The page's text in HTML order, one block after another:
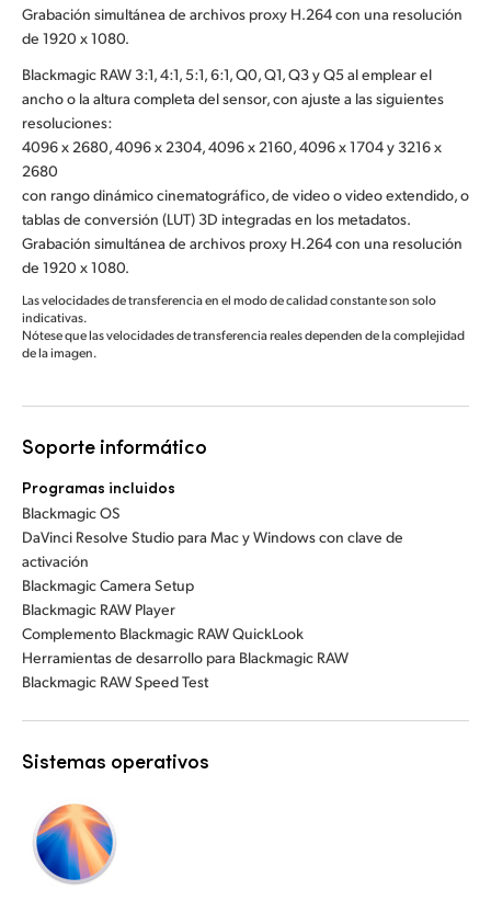
Grabación simultánea de archivos proxy H.264 con una resolución
de 1920 x 1080.
Blackmagic RAW 3:1, 4:1, 5:1, 6:1, Q0, Q1, Q3 y Q5 al emplear el
ancho o la altura completa del sensor, con ajuste a las siguientes
resoluciones:
4096 x 2680, 4096 x 2304, 4096 x 2160, 4096 x 1704 y 3216 x
2680
con rango dinámico cinematográfico, de video o video extendido, o
tablas de conversión (LUT) 3D integradas en los metadatos.
Grabación simultánea de archivos proxy H.264 con una resolución
de 1920 x 1080.
Las velocidades de transferencia en el modo de calidad constante son solo
indicativas.
Nótese que las velocidades de transferencia reales dependen de la complejidad
de la imagen.
Soporte informático
Programas incluidos
Blackmagic OS
DaVinci Resolve Studio para Mac y Windows con clave de
activación
Blackmagic Camera Setup
Blackmagic RAW Player
Complemento Blackmagic RAW QuickLook
Herramientas de desarrollo para Blackmagic RAW
Blackmagic RAW Speed Test
Sistemas operativos